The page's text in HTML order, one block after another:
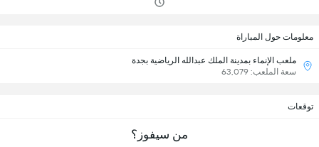
معلومات حول المباراة
ملعب الإنماء بمدينة الملك عبدالله الرياضية بجدة
سعة الملعب: 63,079
توقعات
من سيفوز؟